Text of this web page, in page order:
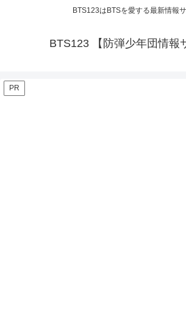
BTS123はBTSを愛する最新情報
BTS123 【防弾少年団情報
PR